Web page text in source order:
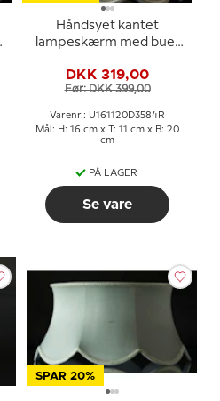
Håndsyet kantet
lampeskærm med buer
med off white silke
DKK 319,00
Før: DKK 399,00
Varenr.: U161120D3584R
Mål: H: 16 cm x T: 11 cm x B: 20
cm
PÅ LAGER
Se vare
SPAR 20%